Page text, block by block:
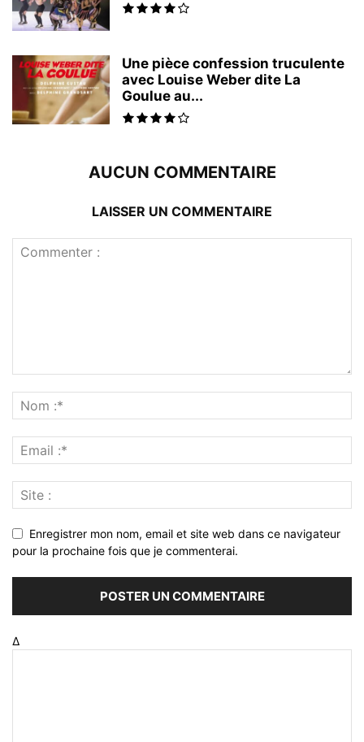
Une pièce confession truculente
avec Louise Weber dite La
Goulue au...
AUCUN COMMENTAIRE
LAISSER UN COMMENTAIRE
Enregistrer mon nom, email et site web dans ce navigateur
pour la prochaine fois que je commenterai.
Δ